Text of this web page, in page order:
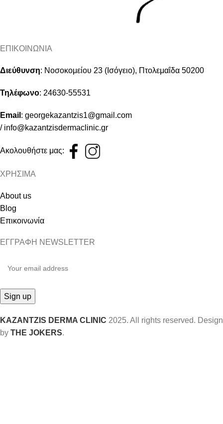
ΕΠΙΚΟΙΝΩΝΙΑ
Διεύθυνση: Νοσοκομείου 23 (Ισόγειο), Πτολεμαΐδα 50200
Τηλέφωνο: 24630-55531
Email : georgekazantzis1@gmail.com
/ info@kazantzisdermaclinic.gr
Ακολουθήστε μας:
ΧΡΗΣΙΜΑ
About us
Blog
Επικοινωνία
ΕΓΓΡΑΦΗ NEWSLETTER
KAZANTZIS DERMA CLINIC 2025. All rights reserved. Design
by THE JOKERS.